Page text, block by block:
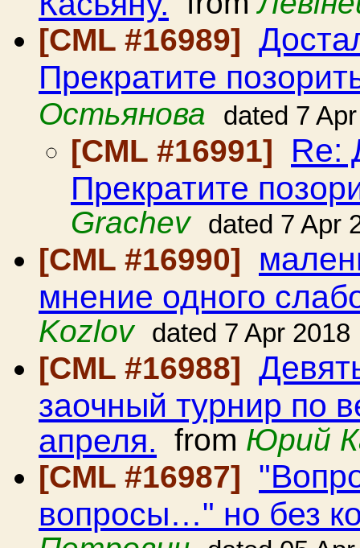
[CML #16989]
Прекратите
Остьянова dated 7
[CML #16991] Re:
Прекратите
Grachev
dated 7 Apr
[CML #16990]
мнение одного
Kozlov
dated 7 Apr 2018
[CML #16988]
заочный турнир по
апреля. from Юрий
[CML #16987]
вопросы…" но без